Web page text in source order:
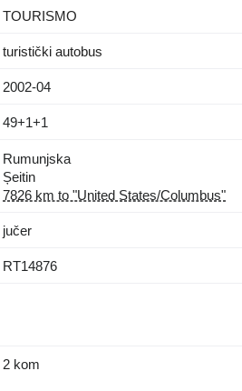
TOURISMO
turistički autobus
2002-04
49+1+1
Rumunjska
Șeitin
7826 km to "United States/Columbus"
jučer
RT14876
2 kom